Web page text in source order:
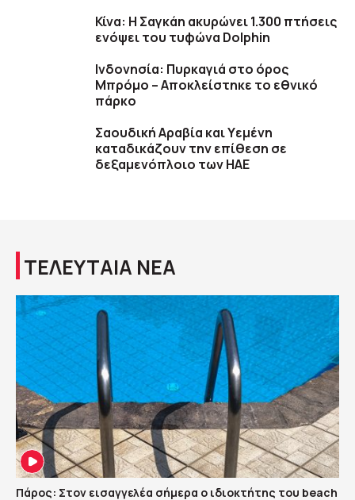
Κίνα: Η Σαγκάη ακυρώνει 1.300 πτήσεις
ενόψει του τυφώνα Dolphin
Ινδονησία: Πυρκαγιά στο όρος
Μπρόμο – Αποκλείστηκε το εθνικό
πάρκο
Σαουδική Αραβία και Υεμένη
καταδικάζουν την επίθεση σε
δεξαμενόπλοιο των ΗΑΕ
ΤΕΛΕΥΤΑΙΑ ΝΕΑ
Πάρος: Στον εισαγγελέα σήμερα ο ιδιοκτήτης του beach